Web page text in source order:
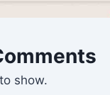
show.